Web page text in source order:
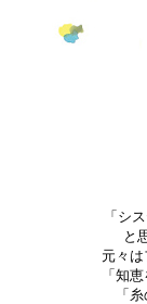
「シ
と
元々は
「知
「